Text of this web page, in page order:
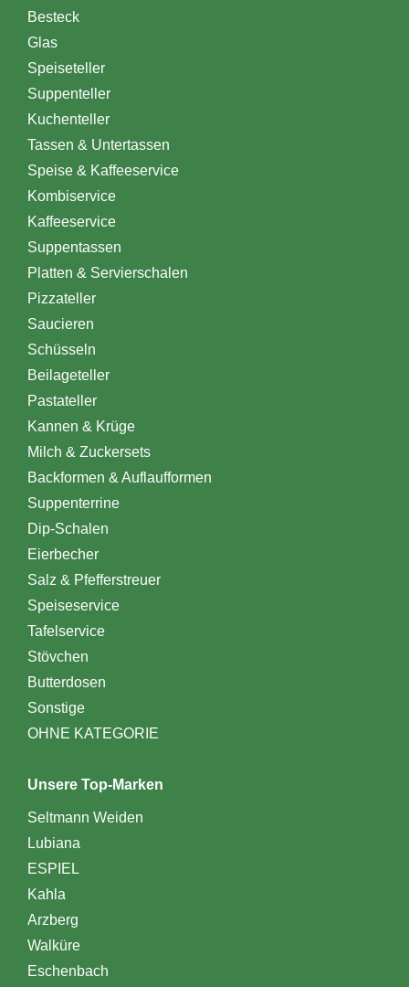
Besteck
Glas
Speiseteller
Suppenteller
Kuchenteller
Tassen & Untertassen
Speise & Kaffeeservice
Kombiservice
Kaffeeservice
Suppentassen
Platten & Servierschalen
Pizzateller
Saucieren
Schüsseln
Beilageteller
Pastateller
Kannen & Krüge
Milch & Zuckersets
Backformen & Auflaufformen
Suppenterrine
Dip-Schalen
Eierbecher
Salz & Pfefferstreuer
Speiseservice
Tafelservice
Stövchen
Butterdosen
Sonstige
OHNE KATEGORIE
Unsere Top-Marken
Seltmann Weiden
Lubiana
ESPIEL
Kahla
Arzberg
Walküre
Eschenbach